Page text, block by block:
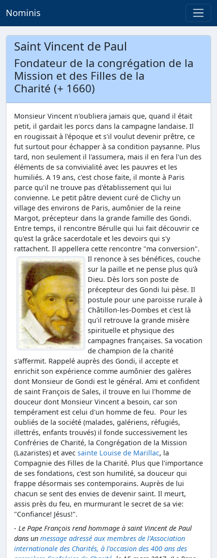
Nominis
Saint Vincent de Paul
Fondateur de la congrégation de la
Mission et des Filles de la
Charité (+ 1660)
Monsieur Vincent n'oubliera jamais que, quand il était
petit, il gardait les porcs dans la campagne landaise. Il
en rougissait à l'époque et s'il voulut devenir prêtre, ce
fut surtout pour échapper à sa condition paysanne. Plus
tard, non seulement il l'assumera, mais il en fera l'un des
éléments de sa convivialité avec les pauvres et les
humiliés. A 19 ans, c'est chose faite, il monte à Paris
parce qu'il ne trouve pas d'établissement qui lui
convienne. Le petit pâtre devient curé de Clichy un
village des environs de Paris, aumônier de la reine
Margot, précepteur dans la grande famille des Gondi.
Entre temps, il rencontre Bérulle qui lui fait découvrir ce
qu'est la grâce sacerdotale et les devoirs qui s'y
rattachent. Il appellera cette rencontre "ma conversion".
Il renonce à ses bénéfices, couche
sur la paille et ne pense plus qu'à
Dieu. Dès lors son poste de
précepteur des Gondi lui pèse. Il
postule pour une paroisse rurale à
Châtillon-les-Dombes et c'est là
qu'il retrouve la grande misère
spirituelle et physique des
campagnes françaises. Sa vocation
de champion de la charité
s'affermit. Rappelé auprès des Gondi, il accepte et
enrichit son expérience comme aumônier des galères
dont Monsieur de Gondi est le général. Ami et confident
de saint François de Sales, il trouve en lui l'homme de
douceur dont Monsieur Vincent a besoin, car son
tempérament est celui d'un homme de feu. Pour les
oubliés de la société (malades, galériens, réfugiés,
illettrés, enfants trouvés) il fonde successivement les
Confréries de Charité, la Congrégation de la Mission
(Lazaristes) et avec sainte Louise de Marillac, la
Compagnie des Filles de la Charité. Plus que l'importance
de ses fondations, c'est son humilité, sa douceur qui
frappe désormais ses contemporains. Auprès de lui
chacun se sent des envies de devenir saint. Il meurt,
assis près du feu, en murmurant le secret de sa vie:
"Confiance! Jésus!".
- Le Pape François rend hommage à saint Vincent de Paul
dans un message adressé aux membres de l'Association
internationale des Charités, à l'occasion des 400 ans des